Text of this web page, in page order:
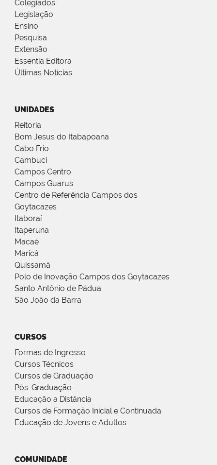
Colegiados
Legislação
Ensino
Pesquisa
Extensão
Essentia Editora
Últimas Notícias
UNIDADES
Reitoria
Bom Jesus do Itabapoana
Cabo Frio
Cambuci
Campos Centro
Campos Guarus
Centro de Referência Campos dos
Goytacazes
Itaboraí
Itaperuna
Macaé
Maricá
Quissamã
Polo de Inovação Campos dos Goytacazes
Santo Antônio de Pádua
São João da Barra
CURSOS
Formas de Ingresso
Cursos Técnicos
Cursos de Graduação
Pós-Graduação
Educação a Distância
Cursos de Formação Inicial e Continuada
Educação de Jovens e Adultos
COMUNIDADE